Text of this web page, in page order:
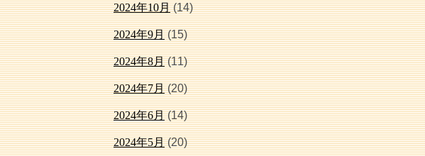
2024年10月(14)
2024年9月(15)
2024年8月(11)
2024年7月(20)
2024年6月(14)
2024年5月(20)